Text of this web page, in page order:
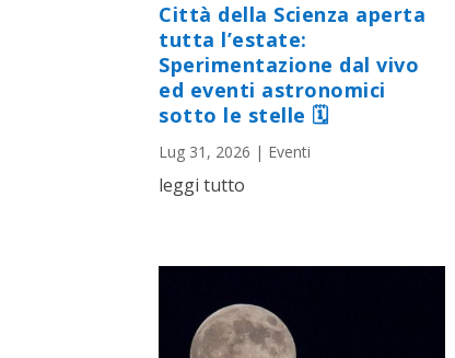
Città della Scienza aperta
tutta l’estate:
Sperimentazione dal vivo
ed eventi astronomici
sotto le stelle 🗓
Lug 31, 2026 | Eventi
leggi tutto